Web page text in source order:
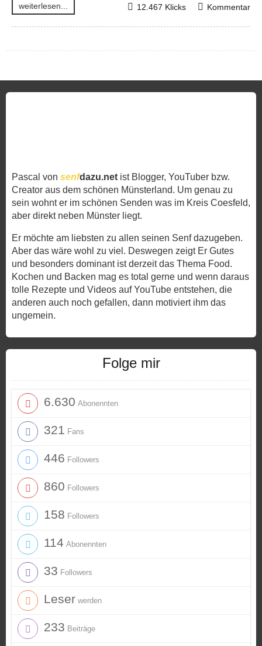
weiterlesen... Kommentar
12.467 Klicks
Pascal von senfdazu.net ist Blogger, YouTuber bzw.
Creator aus dem schönen Münsterland. Um genau zu
sein wohnt er im schönen Senden was im Kreis Coesfeld,
aber direkt neben Münster liegt.
Er möchte am liebsten zu allen seinen Senf dazugeben.
Aber das wäre wohl zu viel. Deswegen zeigt Er Gutes
und besonders dominant ist derzeit das Thema Food.
Kochen und Backen mag es total gerne und wenn daraus
tolle Rezepte und Videos auf YouTube entstehen, die
anderen auch noch gefallen, dann motiviert ihm das
ungemein.
Folge mir
6.630 Abonennten
321 Fans
446 Followers
860 Followers
158 Followers
114 Abonennten
33 Followers
Leser werden
233 Beiträge